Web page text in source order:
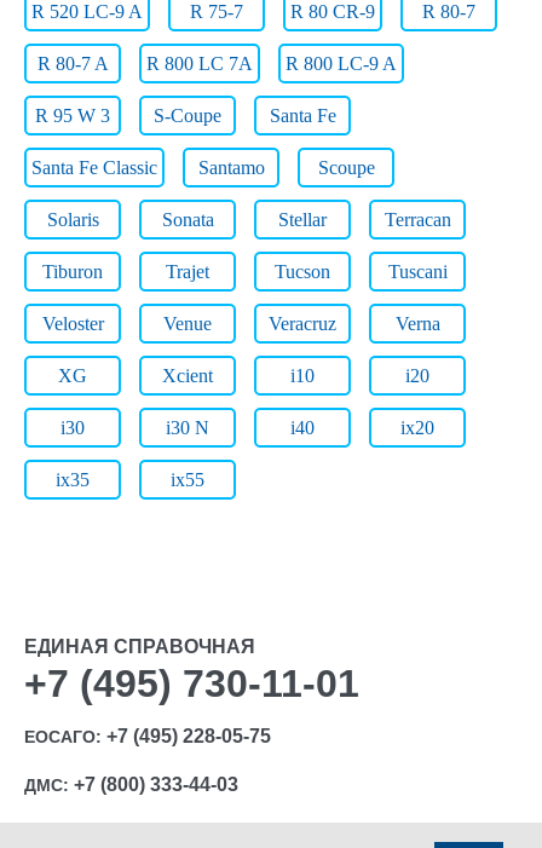
R 520 LC-9 A R 75-7 R 80 CR-9 R 80-7
R 80-7 A R 800 LC 7A R 800 LC-9 A
R 95 W 3 S-Coupe Santa Fe
Santa Fe Classic Santamo Scoupe
Solaris Sonata Stellar Terracan
Tiburon Trajet Tucson Tuscani
Veloster Venue Veracruz Verna
XG Xcient i10 i20
i30 i30 N i40 ix20
ix35 ix55
ЕДИНАЯ СПРАВОЧНАЯ
+7 (495) 730-11-01
ЕОСАГО: +7 (495) 228-05-75
ДМС: +7 (800) 333-44-03